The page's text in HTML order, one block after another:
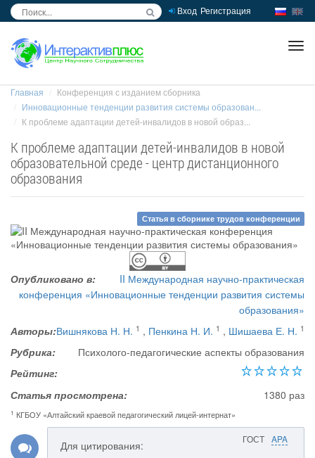
Вход Регистрация
Главная
Конференция с изданием сборника
Инновационные тенденции развития системы образован...
К проблеме адаптации детей-инвалидов в новой образ...
К проблеме адаптации детей-инвалидов в новой
образовательной среде - центр дистанционного
образования
Статья в сборнике трудов конференции
Опубликовано в:
II Международная научно-практическая
конференция «Инновационные тенденции развития системы
образования»
Авторы:Вишнякова Н. Н. 1 , Пенкина Н. И. 1 , Шишаева Е. Н. 1
Рубрика:
Психолого-педагогические аспекты образования
Рейтинг:
Статья просмотрена:
1380 раз
1 КГБОУ «Алтайский краевой педагогический лицей-интернат»
ГОСТ APA
Для цитирования: